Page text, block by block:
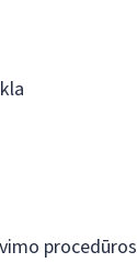
procedūros